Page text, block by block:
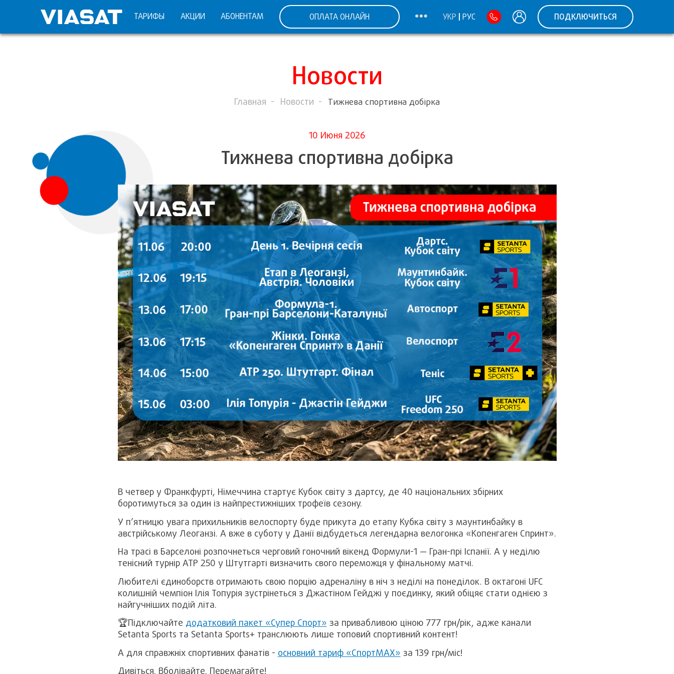
ТАРИФЫ АКЦИИ АБОНЕНТАМ ОПЛАТА ОНЛАЙН УКР РУС ПОДКЛЮЧИТЬСЯ
Новости
Главная Новости Тижнева спортивна добірка
10 Июня 2026
Тижнева спортивна добірка
В четвер у Франкфурті, Німеччина стартує Кубок світу з дартсу, де 40 національних збірних
боротимуться за один із найпрестижніших трофеїв сезону.
У п’ятницю увага прихильників велоспорту буде прикута до етапу Кубка світу з маунтинбайку в
австрійському Леоганзі. А вже в суботу у Данії відбудеться легендарна велогонка «Копенгаген Спринт».
На трасі в Барселоні розпочнеться черговий гоночний вікенд Формули-1 — Гран-прі Іспанії. А у неділю
тенісний турнір ATP 250 у Штутгарті визначить свого переможця у фінальному матчі.
Любителі єдиноборств отримають свою порцію адреналіну в ніч з неділі на понеділок. В октагоні UFC
колишній чемпіон Ілія Топурія зустрінеться з Джастіном Гейджі у поєдинку, який обіцяє стати однією з
найгучніших подій літа.
🏆Підключайте додатковий пакет «Супер Спорт» за привабливою ціною 777 грн/рік, адже канали
Setanta Sports та Setanta Sports+ транслюють лише топовий спортивний контент!
А для справжніх спортивних фанатів - основний тариф «СпортМАХ» за 139 грн/міс!
Дивіться. Вболівайте. Перемагайте!